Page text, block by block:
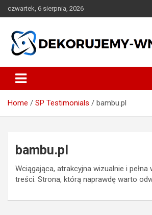
to
czwartek, 6 sierpnia, 2026
dekorujemy-
Home SP Testimonials bambu.pl
bambu.pl
Wciągająca, atrakcyjna wizualnie i
treści. Strona, którą naprawdę warto